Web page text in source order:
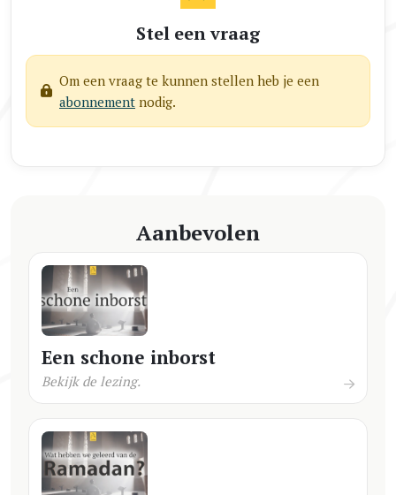
Stel een vraag
Om een vraag te kunnen stellen heb je een
abonnement nodig.
Aanbevolen
Een schone inborst
Bekijk de lezing.